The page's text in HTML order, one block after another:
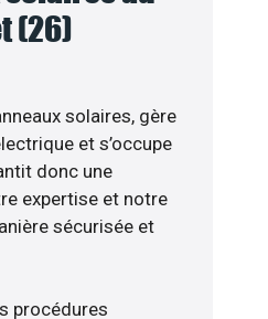
(26)
solaires, gère
et s’occupe
donc une
expertise et notre
sécurisée et
procédures